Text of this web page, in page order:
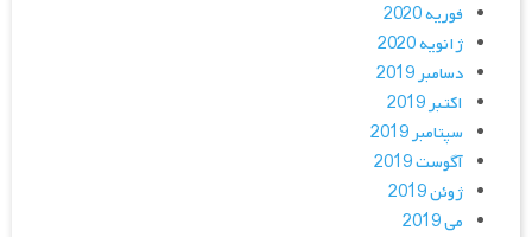
فوریه 2020
ژانویه 2020
دسامبر 2019
اکتبر 2019
سپتامبر 2019
آگوست 2019
ژوئن 2019
می 2019